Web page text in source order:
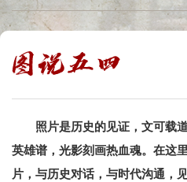
照片是历史的见证，文可载
英雄谱，光影刻画热血魂。在这
片，与历史对话，与时代沟通，